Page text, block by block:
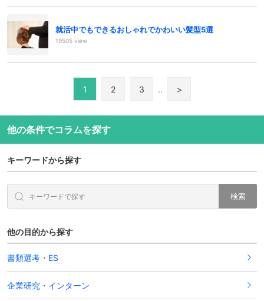
就活中でもできるおしゃれでかわいい髪型5選
19505 view
1 2 3 .. >
他の条件でコラムを探す
キーワードから探す
検索
他の目的から探す
書類選考・ES
企業研究・インターン